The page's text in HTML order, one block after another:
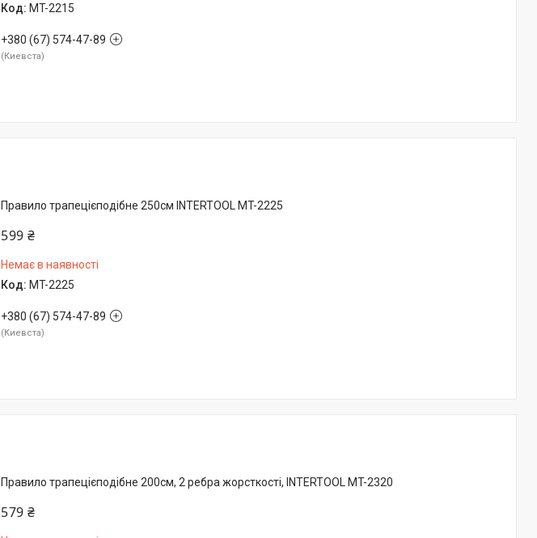
MT-2215
+380 (67) 574-47-89
Киевста
Правило трапецієподібне 250см INTERTOOL MT-2225
599 ₴
MT-2225
Немає в наявності
+380 (67) 574-47-89
Киевста
Правило трапецієподібне 200см, 2 ребра жорсткості, INTERTOOL MT-2320
579 ₴